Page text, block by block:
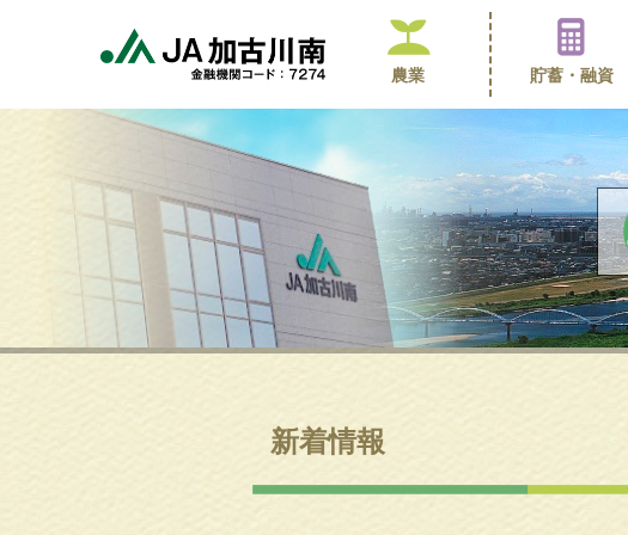
農業 貯蓄・ 融資
新着情報